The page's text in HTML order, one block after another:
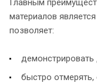
Главным
материалов
позволяет:
демонстрировать
быстро отмерять,